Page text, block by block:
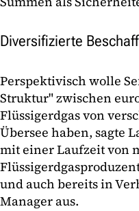
Diversifizierte
Perspektivisch wolle
Struktur" zwischen
Flüssigerdgas von
Übersee haben, sagte
mit einer Laufzeit von
und auch bereits in
Manager aus.